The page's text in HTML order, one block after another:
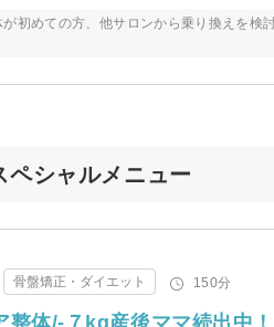
初めての方、他サロンから乗り換えを検
シャルメニュー
骨盤矯正・ダイエット 150分